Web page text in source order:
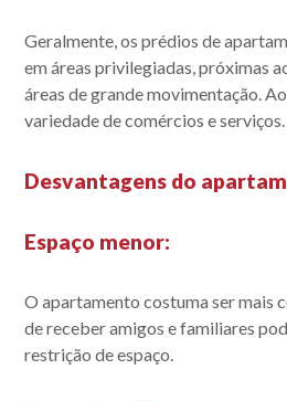
Geralmente, os prédios de
em áreas privilegiadas, próximas
áreas de grande movimentação.
variedade de comércios e serviços.
Desvantagens do
Espaço menor:
O apartamento costuma ser mais
de receber amigos e familiares
restrição de espaço.